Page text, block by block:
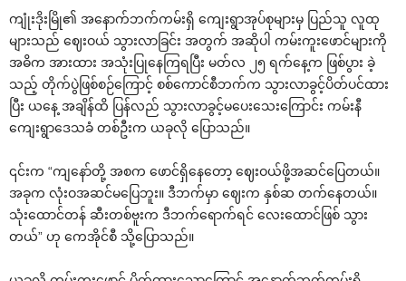
ကျုံးဒိုးမြို၏ အနောက်ဘက်ကမ်းရှိ ကျေးရွာအုပ်စုများမှ ပြည်သူ လူထု
များသည် ဈေးဝယ် သွားလာခြင်း အတွက် အဆိုပါ ကမ်းကူးဖောင်များကို
အဓိက အားထား အသုံးပြုနေကြရပြီး မတ်လ ၂၅ ရက်နေ့က ဖြစ်ပွား ခဲ့
သည့် တိုက်ပွဲဖြစ်စဉ်ကြောင့် စစ်ကောင်စီဘက်က သွားလာခွင့်ပိတ်ပင်ထား
ပြီး ယနေ့ အချိန်ထိ ပြန်လည် သွားလာခွင့်မပေးသေးကြောင်း ကမ်းနီ
ကျေးရွာဒေသခံ တစ်ဦးက ယခုလို ပြောသည်။
၎င်းက “ကျနော်တို့ အစက ဖောင်ရှိနေတော့ ဈေးဝယ်ဖို့အဆင်ပြေတယ်။
အခုက လုံးဝအဆင်မပြေဘူး။ ဒီဘက်မှာ ဈေးက နှစ်ဆ တက်နေတယ်။
သုံးထောင်တန် ‌ဆီးတစ်ဗူးက ဒီဘက်ရောက်ရင် လေးထောင်ဖြစ် သွား
တယ်” ဟု ကေအိုင်စီ သို့ပြောသည်။